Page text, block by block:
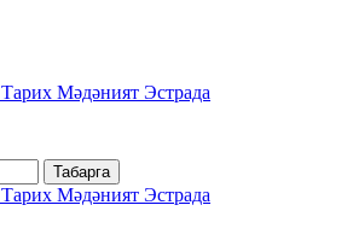
Тарих Мәдәният Эстрада
Табарга
Тарих Мәдәният Эстрада